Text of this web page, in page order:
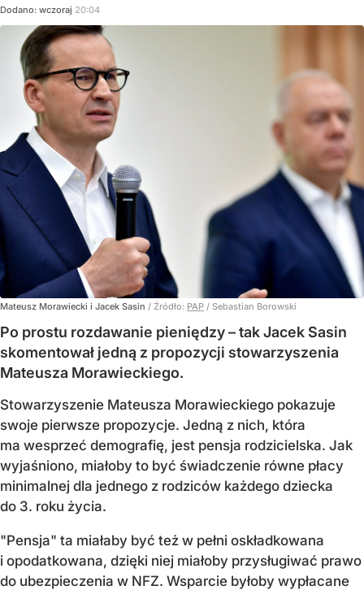
Dodano: wczoraj 20:04
Mateusz Morawiecki i Jacek Sasin / Źródło: PAP / Sebastian Borowski
Po prostu rozdawanie pieniędzy – tak Jacek Sasin
skomentował jedną z propozycji stowarzyszenia
Mateusza Morawieckiego.
Stowarzyszenie Mateusza Morawieckiego pokazuje
swoje pierwsze propozycje. Jedną z nich, która
ma wesprzeć demografię, jest pensja rodzicielska. Jak
wyjaśniono, miałoby to być świadczenie równe płacy
minimalnej dla jednego z rodziców każdego dziecka
do 3. roku życia.
"Pensja" ta miałaby być też w pełni oskładkowana
i opodatkowana, dzięki niej miałoby przysługiwać prawo
do ubezpieczenia w NFZ. Wsparcie byłoby wypłacane